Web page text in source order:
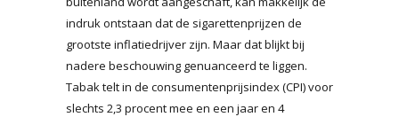
indruk ontstaan dat de sigarettenprijzen de
grootste inflatiedrijver zijn. Maar dat blijkt bij
nadere beschouwing genuanceerd te liggen.
Tabak telt in de consumentenprijsindex (CPI) voor
slechts 2,3 procent mee en een jaar en 4